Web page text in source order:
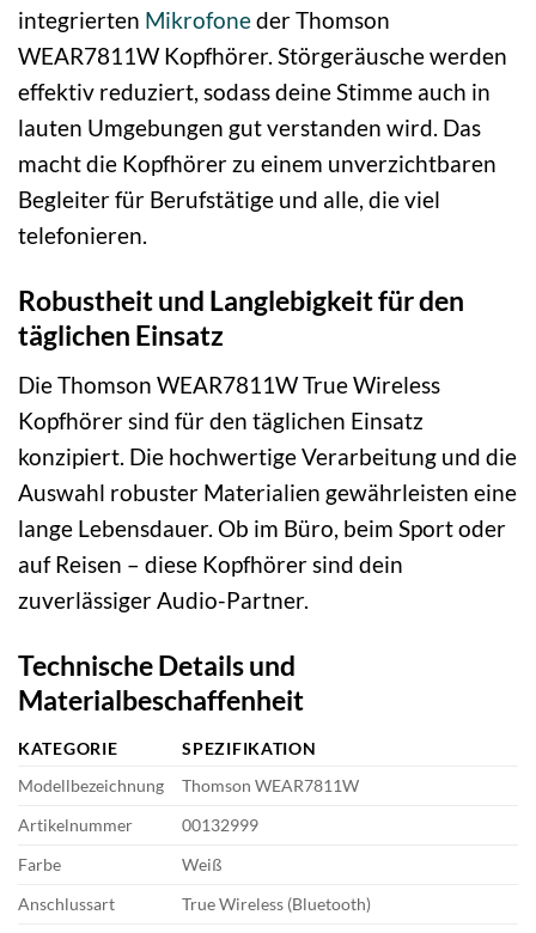
integrierten Mikrofoneder Thomson
WEAR7811W Kopfhörer. Störgeräusche werden
effektiv reduziert, sodass deine Stimme auch in
lauten Umgebungen gut verstanden wird. Das
macht die Kopfhörer zu einem unverzichtbaren
Begleiter für Berufstätige und alle, die viel
telefonieren.
Robustheit und Langlebigkeit für den
täglichen Einsatz
Die Thomson WEAR7811W True Wireless
Kopfhörer sind für den täglichen Einsatz
konzipiert. Die hochwertige Verarbeitung und die
Auswahl robuster Materialien gewährleisten eine
lange Lebensdauer. Ob im Büro, beim Sport oder
auf Reisen – diese Kopfhörer sind dein
zuverlässiger Audio-Partner.
Technische Details und
Materialbeschaffenheit
KATEGORIE
SPEZIFIKATION
Modellbezeichnung
Thomson WEAR7811W
Artikelnummer
00132999
Farbe
Weiß
Anschlussart
True Wireless (Bluetooth)